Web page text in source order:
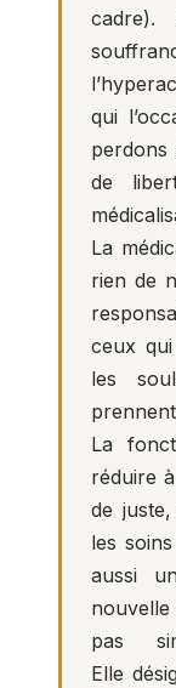
cadre).
qui
perdons
de
La
rien de
ceux
les
La
réduire
de
les
aussi
pas
Elle